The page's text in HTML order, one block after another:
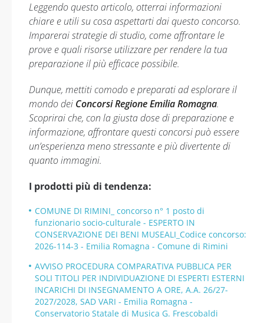
Leggendo questo articolo, otterrai informazioni
chiare e utili su cosa aspettarti dai questo concorso.
Imparerai strategie di studio, come affrontare le
prove e quali risorse utilizzare per rendere la tua
preparazione il più efficace possibile.
Dunque, mettiti comodo e preparati ad esplorare il
mondo dei Concorsi Regione Emilia Romagna.
Scoprirai che, con la giusta dose di preparazione e
informazione, affrontare questi concorsi può essere
un’esperienza meno stressante e più divertente di
quanto immagini.
I prodotti più di tendenza:
COMUNE DI RIMINI_ concorso n° 1 posto di
funzionario socio-culturale - ESPERTO IN
CONSERVAZIONE DEI BENI MUSEALI_Codice concorso:
2026-114-3 - Emilia Romagna - Comune di Rimini
AVVISO PROCEDURA COMPARATIVA PUBBLICA PER
SOLI TITOLI PER INDIVIDUAZIONE DI ESPERTI ESTERNI
INCARICHI DI INSEGNAMENTO A ORE, A.A. 26/27-
2027/2028, SAD VARI - Emilia Romagna -
Conservatorio Statale di Musica G. Frescobaldi